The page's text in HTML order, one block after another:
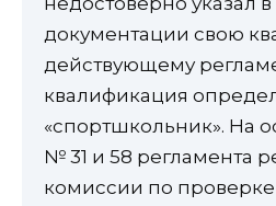
документации свою
действующему
квалификация
«спортшкольник». На
№ 31 и 58 регламента
комиссии по